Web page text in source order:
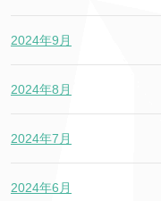
2024年9月
2024年8月
2024年7月
2024年6月